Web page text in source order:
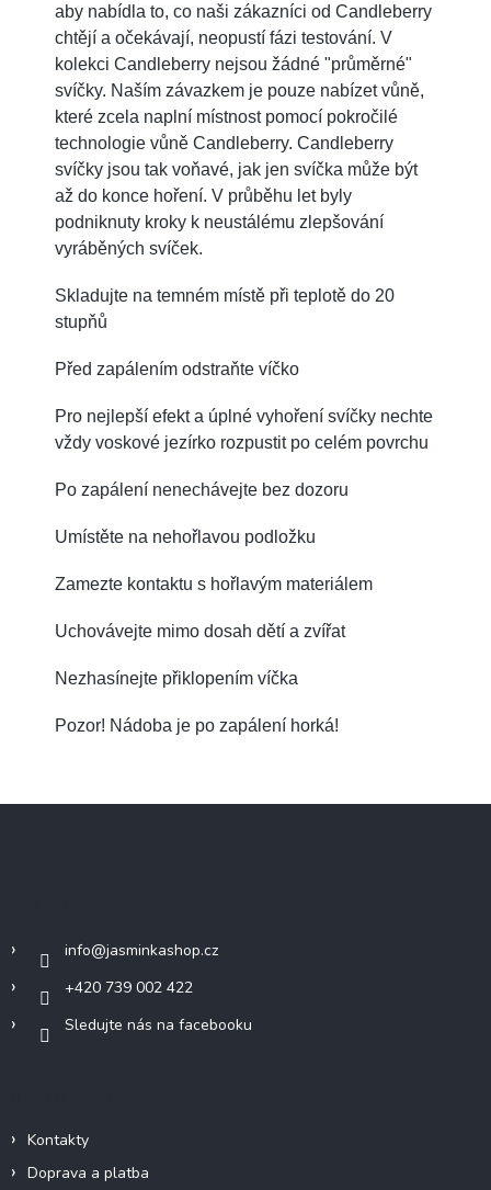
aby nabídla to, co naši zákazníci od Candleberry
chtějí a očekávají, neopustí fázi testování. V
kolekci Candleberry nejsou žádné "průměrné"
svíčky. Naším závazkem je pouze nabízet vůně,
které zcela naplní místnost pomocí pokročilé
technologie vůně Candleberry. Candleberry
svíčky jsou tak voňavé, jak jen svíčka může být
až do konce hoření. V průběhu let byly
podniknuty kroky k neustálému zlepšování
vyráběných svíček.
Skladujte na temném místě při teplotě do 20
stupňů
Před zapálením odstraňte víčko
Pro nejlepší efekt a úplné vyhoření svíčky nechte
vždy voskové jezírko rozpustit po celém povrchu
Po zapálení nenechávejte bez dozoru
Umístěte na nehořlavou podložku
Zamezte kontaktu s hořlavým materiálem
Uchovávejte mimo dosah dětí a zvířat
Nezhasínejte přiklopením víčka
Pozor! Nádoba je po zapálení horká!
info@jasminkashop.cz
+420 739 002 422
Sledujte nás na facebooku
Kontakty
Doprava a platba